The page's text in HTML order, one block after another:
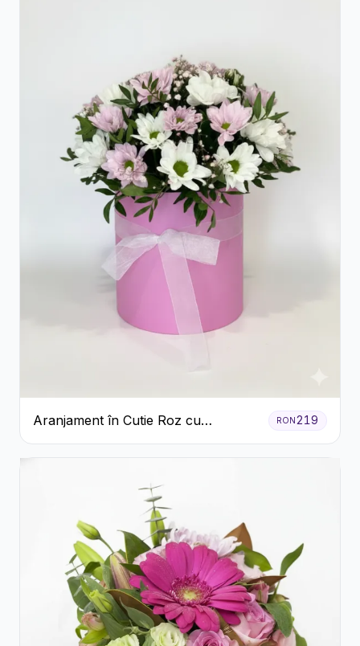
Aranjament în Cutie Roz cu
Crizanteme Albe și Lila
RON219